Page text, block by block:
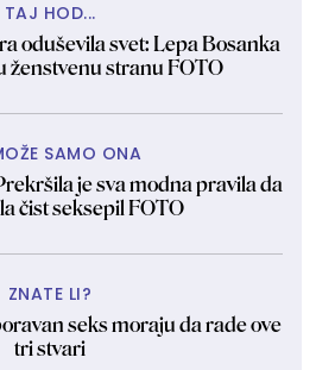
TAJ HOD...
oduševila svet: Lepa Bosanka
ženstvenu stranu FOTO
SAMO ONA
je sva modna pravila da
čist seksepil FOTO
ZNATE LI?
seks moraju da rade ove
tri stvari